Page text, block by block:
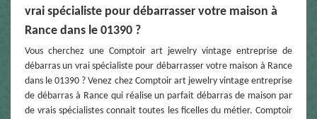
vrai spécialiste pour débarrasser votre maison à
Rance dans le 01390 ?
Vous cherchez une Comptoir art jewelry vintage entreprise de
débarras un vrai spécialiste pour débarrasser votre maison à Rance
dans le 01390 ? Venez chez Comptoir art jewelry vintage entreprise
de débarras à Rance qui réalise un parfait débarras de maison par
de vrais spécialistes connait toutes les ficelles du métier. Comptoir